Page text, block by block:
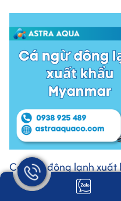
Cá ngừ đông lạnh